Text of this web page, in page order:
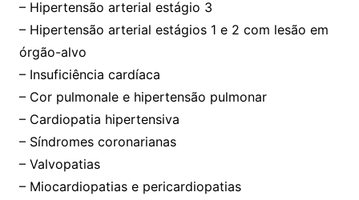
– Hipertensão arterial estágio 3
– Hipertensão arterial estágios 1 e 2 com lesão em
órgão-alvo
– Insuficiência cardíaca
– Cor pulmonale e hipertensão pulmonar
– Cardiopatia hipertensiva
– Síndromes coronarianas
– Valvopatias
– Miocardiopatias e pericardiopatias